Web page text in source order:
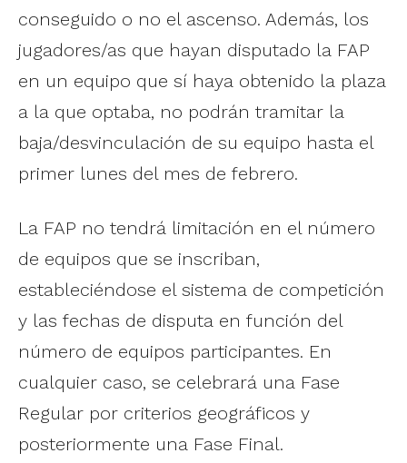
conseguido o no el ascenso. Además, los
jugadores/as que hayan disputado la FAP
en un equipo que sí haya obtenido la plaza
a la que optaba, no podrán tramitar la
baja/desvinculación de su equipo hasta el
primer lunes del mes de febrero.
La FAP no tendrá limitación en el número
de equipos que se inscriban,
estableciéndose el sistema de competición
y las fechas de disputa en función del
número de equipos participantes. En
cualquier caso, se celebrará una Fase
Regular por criterios geográficos y
posteriormente una Fase Final.